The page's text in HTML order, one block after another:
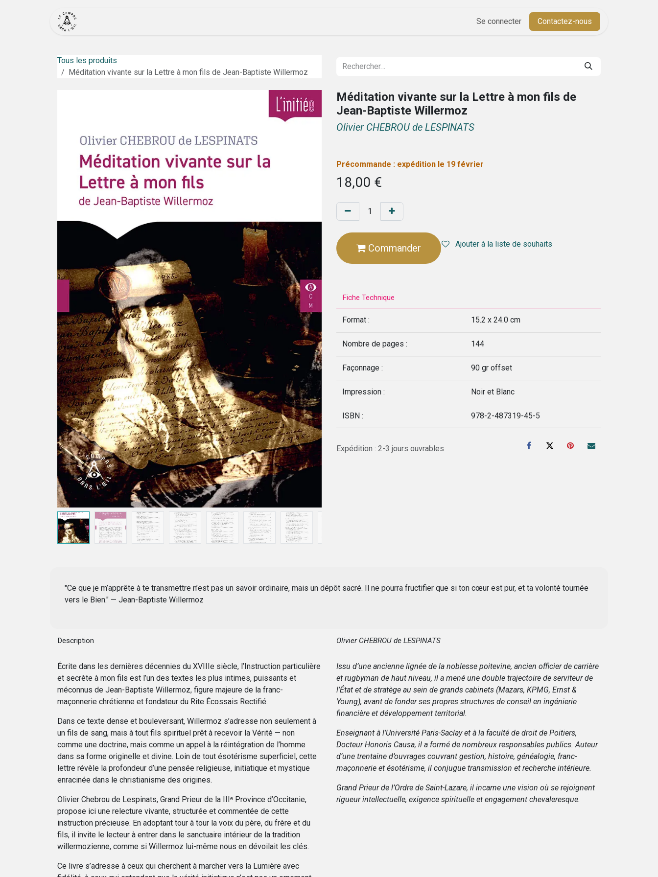
Cours
Se connecter Contactez-nous
Tous les produits
Méditation vivante sur la Lettre à mon fils de Jean-Baptiste Willermoz
Méditation vivante sur la Lettre à mon fils de
Jean-Baptiste Willermoz
Olivier CHEBROU de LESPINATS
Précommande : expédition le 19 février
18,00 €
Commander Ajouter à la liste de souhaits
Fiche Technique
Format : 15.2 x 24.0 cm
Nombre de pages : 144
Façonnage : 90 gr offset
Impression : Noir et Blanc
ISBN : 978-2-487319-45-5
Expédition : 2-3 jours ouvrables
"Ce que je m’apprête à te transmettre n’est pas un savoir ordinaire, mais un dépôt sacré. Il ne pourra fructifier que si ton cœur est pur, et ta volonté tournée
vers le Bien." — Jean-Baptiste Willermoz
Description
Écrite dans les dernières décennies du XVIIIe siècle, l’Instruction particulière
et secrète à mon fils est l’un des textes les plus intimes, puissants et
méconnus de Jean-Baptiste Willermoz, figure majeure de la franc-
maçonnerie chrétienne et fondateur du Rite Écossais Rectifié.
Dans ce texte dense et bouleversant, Willermoz s’adresse non seulement à
un fils de sang, mais à tout fils spirituel prêt à recevoir la Vérité — non
comme une doctrine, mais comme un appel à la réintégration de l’homme
dans sa forme originelle et divine. Loin de tout ésotérisme superficiel, cette
lettre révèle la profondeur d’une pensée religieuse, initiatique et mystique
enracinée dans le christianisme des origines.
Olivier Chebrou de Lespinats, Grand Prieur de la IIIᵉ Province d’Occitanie,
propose ici une relecture vivante, structurée et commentée de cette
instruction précieuse. En adoptant tour à tour la voix du père, du frère et du
fils, il invite le lecteur à entrer dans le sanctuaire intérieur de la tradition
willermozienne, comme si Willermoz lui-même nous en dévoilait les clés.
Ce livre s’adresse à ceux qui cherchent à marcher vers la Lumière avec
Olivier CHEBROU de LESPINATS
Issu d’une ancienne lignée de la noblesse poitevine, ancien officier de carrière
et rugbyman de haut niveau, il a mené une double trajectoire de serviteur de
l’État et de stratège au sein de grands cabinets (Mazars, KPMG, Ernst &
Young), avant de fonder ses propres structures de conseil en ingénierie
financière et développement territorial.
Enseignant à l’Université Paris-Saclay et à la faculté de droit de Poitiers,
Docteur Honoris Causa, il a formé de nombreux responsables publics. Auteur
d’une trentaine d’ouvrages couvrant gestion, histoire, généalogie, franc-
maçonnerie et ésotérisme, il conjugue transmission et recherche intérieure.
Grand Prieur de l’Ordre de Saint-Lazare, il incarne une vision où se rejoignent
rigueur intellectuelle, exigence spirituelle et engagement chevaleresque.